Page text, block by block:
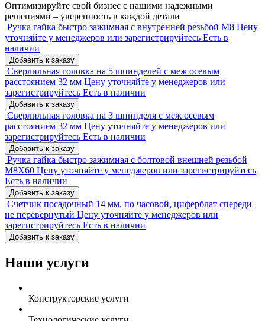
Оптимизируйте свой бизнес с нашими надежными
решениями – уверенность в каждой детали
Ручка гайка быстро зажимная с внутренней резьбой M8 Цену
уточняйте у менеджеров или зарегистрируйтесь Есть в
наличии
Добавить к заказу
Сверлильная головка на 5 шпинделей с меж осевым
расстоянием 32 мм Цену уточняйте у менеджеров или
зарегистрируйтесь Есть в наличии
Добавить к заказу
Сверлильная головка на 3 шпинделя с меж осевым
расстоянием 32 мм Цену уточняйте у менеджеров или
зарегистрируйтесь Есть в наличии
Добавить к заказу
Ручка гайка быстро зажимная с болтовой внешней резьбой
М8X60 Цену уточняйте у менеджеров или зарегистрируйтесь
Есть в наличии
Добавить к заказу
Счетчик посадочный 14 мм, по часовой, циферблат спереди
не перевернутый Цену уточняйте у менеджеров или
зарегистрируйтесь Есть в наличии
Добавить к заказу
Наши услуги
Конструкторские услуги